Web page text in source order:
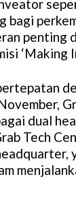
bagi
penting
‘Making
dual
Tech